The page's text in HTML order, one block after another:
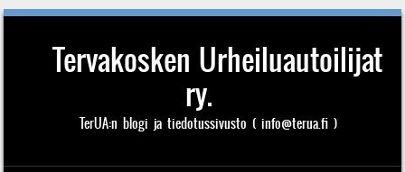
Tervakosken Urheiluautoilijat
ry.
TerUA:n blogi ja tiedotussivusto ( info@terua.fi )